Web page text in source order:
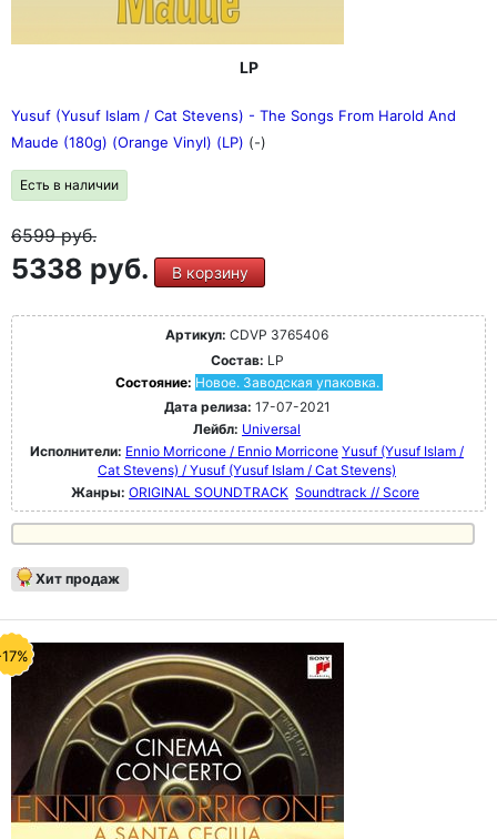
LP
Yusuf (Yusuf Islam / Cat Stevens) - The Songs From Harold And
Maude (180g) (Orange Vinyl) (LP) (-)
Есть в наличии
6599руб.
5338 руб. В корзину
Артикул: CDVP 3765406
Состав: LP
Состояние: Новое. Заводская упаковка.
Дата релиза: 17-07-2021
Лейбл: Universal
Исполнители: Ennio Morricone / Ennio Morricone Yusuf (Yusuf Islam /
Cat Stevens) / Yusuf (Yusuf Islam / Cat Stevens)
Жанры: ORIGINAL SOUNDTRACK Soundtrack // Score
Хит продаж